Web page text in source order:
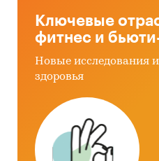
Ключевые
фитнес и
Новые исследования
здоровья